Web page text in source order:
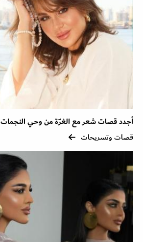
أجدد قصات شعر مع الغرّة من وحي النجمات
قصات وتسريحات